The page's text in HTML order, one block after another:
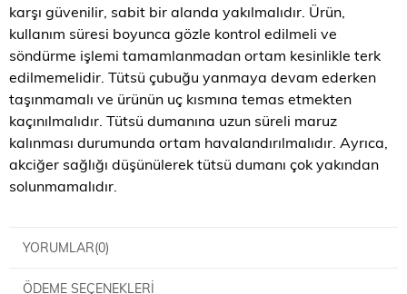
karşı güvenilir, sabit bir alanda yakılmalıdır. Ürün,
kullanım süresi boyunca gözle kontrol edilmeli ve
söndürme işlemi tamamlanmadan ortam kesinlikle terk
edilmemelidir. Tütsü çubuğu yanmaya devam ederken
taşınmamalı ve ürünün uç kısmına temas etmekten
kaçınılmalıdır. Tütsü dumanına uzun süreli maruz
kalınması durumunda ortam havalandırılmalıdır. Ayrıca,
akciğer sağlığı düşünülerek tütsü dumanı çok yakından
solunmamalıdır.
YORUMLAR(0)
ÖDEME SEÇENEKLERI